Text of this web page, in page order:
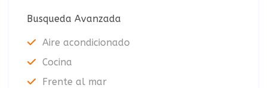
Busqueda Avanzada
Aire acondicionado
Cocina
Frente al mar